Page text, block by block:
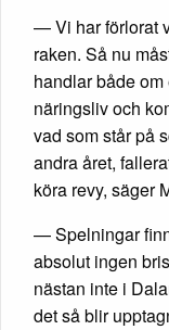
— Vi har förlorat
raken. Så nu
handlar både
näringsliv och
vad som står på
andra året,
köra revy, säger
— Spelningar
absolut ingen
nästan inte i
det så blir